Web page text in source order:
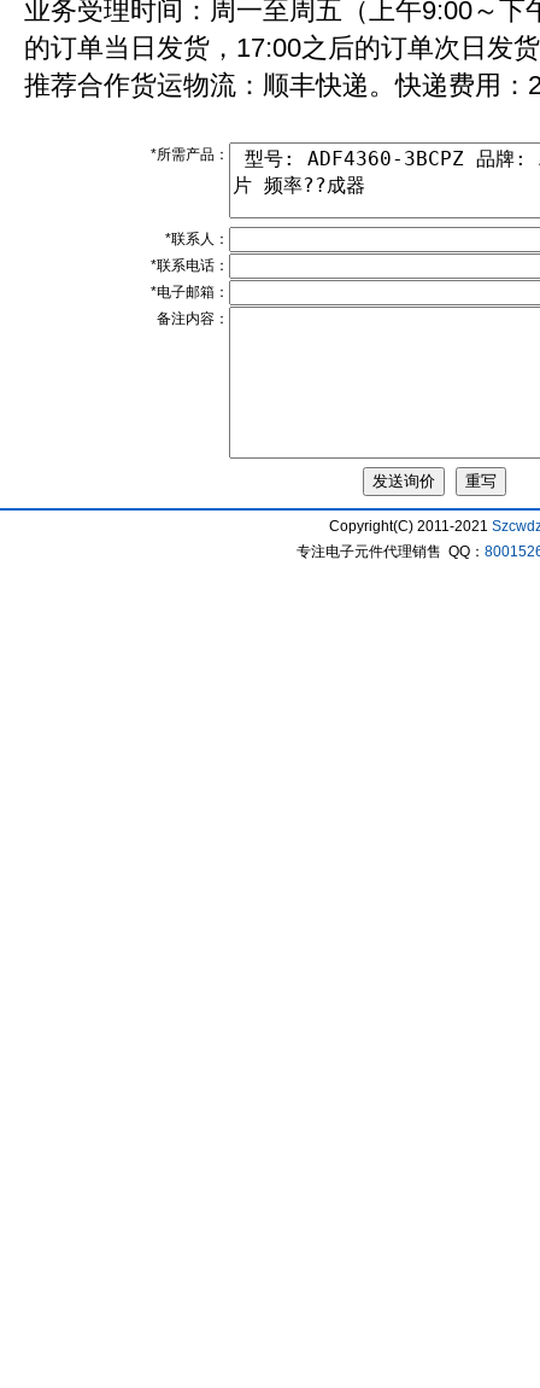
业务受理时间：周一至周五（上午9:00～下
的订单当日发货，17:00之后的订单次日发
推荐合作货运物流：顺丰快递。快递费用：
*所需产品：
*联系人：
*联系电话：
*电子邮箱：
备注内容：
Copyright(C) 2011-2021
专注电子元件代理销售 QQ：